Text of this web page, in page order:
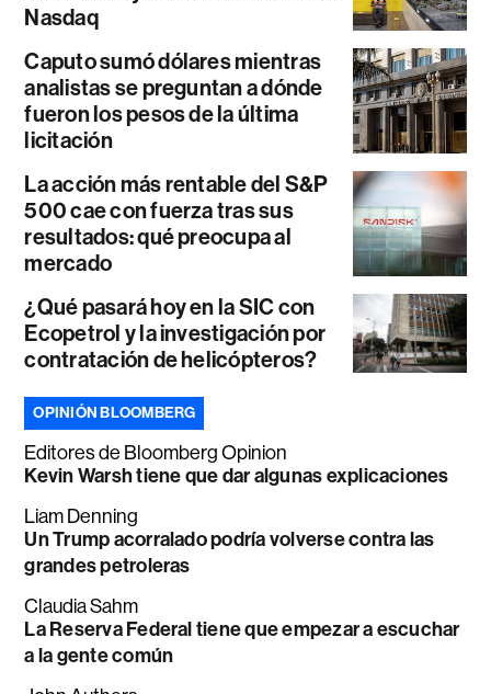
Nasdaq
Caputo sumó dólares mientras
analistas se preguntan a dónde
fueron los pesos de la última
licitación
La acción más rentable del S&P
500 cae con fuerza tras sus
resultados: qué preocupa al
mercado
¿Qué pasará hoy en la SIC con
Ecopetrol y la investigación por
contratación de helicópteros?
OPINIÓN BLOOMBERG
Editores de Bloomberg Opinion
Kevin Warsh tiene que dar algunas explicaciones
Liam Denning
Un Trump acorralado podría volverse contra las
grandes petroleras
Claudia Sahm
La Reserva Federal tiene que empezar a escuchar
a la gente común